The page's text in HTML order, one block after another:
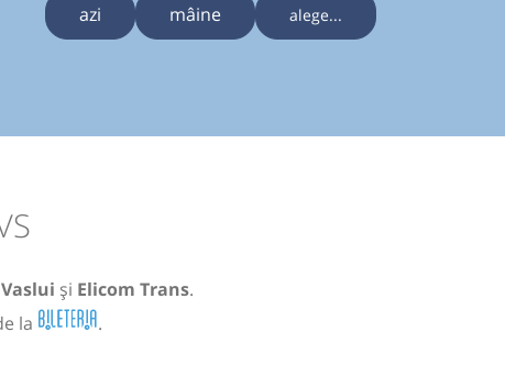
azi mâine alege...
și Elicom Trans.
la .